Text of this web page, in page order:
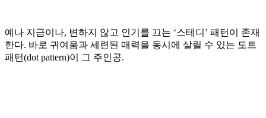
예나 지금이나, 변하지 않고 인기를 끄는 ‘스테디’ 패턴이 존재
한다. 바로 귀여움과 세련된 매력을 동시에 살릴 수 있는 도트
패턴(dot pattern)이 그 주인공.